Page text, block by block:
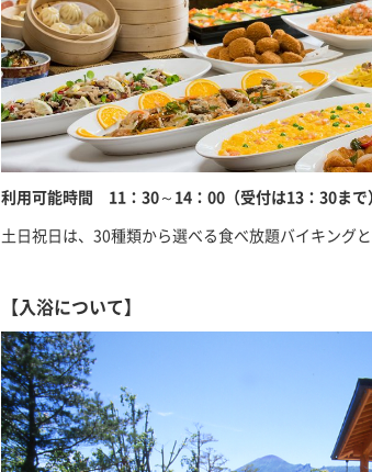
利用可能時間 11：30～14：00（受付は13：30まで
土日祝日は、30種類から選べる食べ放題バイキング
【入浴について】